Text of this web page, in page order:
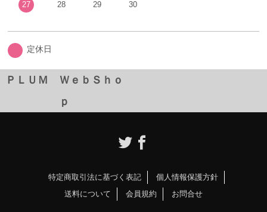
27 28 29 30
定休日
ＰＬＵＭ ＷｅｂＳｈｏ
ｐ
特定商取引法に基づく表記
個人情報保護方針
送料について
会員規約 お問合せ